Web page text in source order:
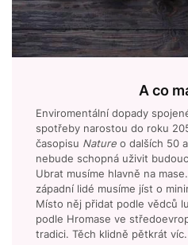
A co
Enviromentální dopady
spotřeby narostou do roku
časopisu Nature o dalších 50
nebude schopná uživit
Ubrat musíme hlavně na
západní lidé musíme jíst o
Místo něj přidat podle vědců
podle Hromase ve
tradici. Těch klidně pětkrát víc.